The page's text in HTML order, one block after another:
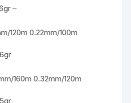
–
120m 0.22mm/100m
160m 0.32mm/120m